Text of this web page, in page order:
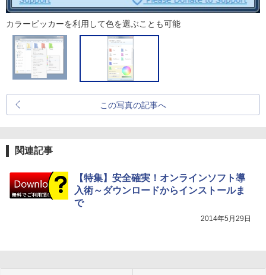
カラーピッカーを利用して色を選ぶことも可能
この写真の記事へ
関連記事
【特集】安全確実！オンラインソフト導
入術～ダウンロードからインストールま
で
2014年5月29日